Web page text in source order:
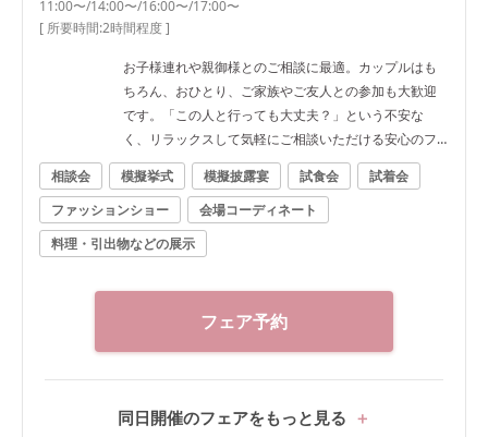
11:00〜/14:00〜/16:00〜/17:00〜
[ 所要時間:2時間程度]
お子様連れや親御様とのご相談に最適。カップルはも
ちろん、おひとり、ご家族やご友人との参加も大歓迎
です。「この人と行っても大丈夫？」という不安な
く、リラックスして気軽にご相談いただける安心のフ
ェアです。
相談会 模擬挙式 模擬披露宴 試食会
試着会
ファッションショー
会場コーディネート
料理・引出物などの展示
フェア予約
同日開催のフェアをもっと見る